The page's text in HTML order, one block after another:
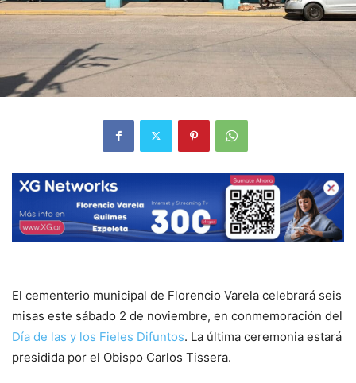
El cementerio municipal de Florencio Varela celebrará seis
misas este sábado 2 de noviembre, en conmemoración del
Día de las y los Fieles Difuntos. La última ceremonia estará
presidida por el Obispo Carlos Tissera.